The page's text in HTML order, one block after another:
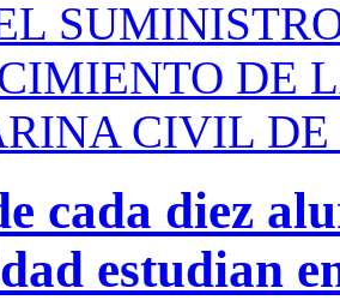
DE
CIVIL DE
cada diez
estudian